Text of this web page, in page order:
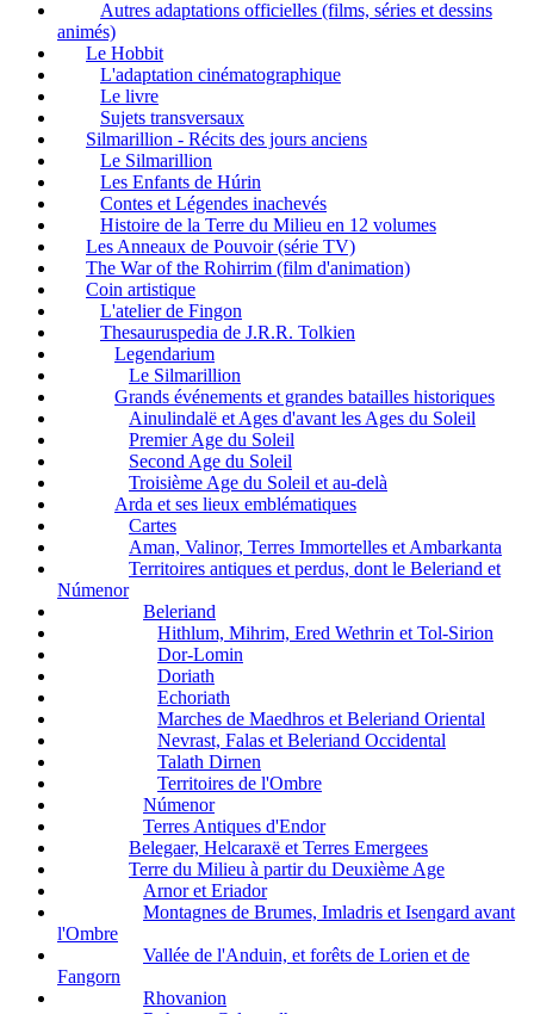
Autres adaptations officielles (films, séries et dessins
animés)
Le Hobbit
L'adaptation cinématographique
Le livre
Sujets transversaux
Silmarillion - Récits des jours anciens
Le Silmarillion
Les Enfants de Húrin
Contes et Légendes inachevés
Histoire de la Terre du Milieu en 12 volumes
Les Anneaux de Pouvoir (série TV)
The War of the Rohirrim (film d'animation)
Coin artistique
L'atelier de Fingon
Thesauruspedia de J.R.R. Tolkien
Legendarium
Le Silmarillion
Grands événements et grandes batailles historiques
Ainulindalë et Ages d'avant les Ages du Soleil
Premier Age du Soleil
Second Age du Soleil
Troisième Age du Soleil et au-delà
Arda et ses lieux emblématiques
Cartes
Aman, Valinor, Terres Immortelles et Ambarkanta
Territoires antiques et perdus, dont le Beleriand et
Númenor
Beleriand
Hithlum, Mihrim, Ered Wethrin et Tol-Sirion
Dor-Lomin
Doriath
Echoriath
Marches de Maedhros et Beleriand Oriental
Nevrast, Falas et Beleriand Occidental
Talath Dirnen
Territoires de l'Ombre
Númenor
Terres Antiques d'Endor
Belegaer, Helcaraxë et Terres Emergees
Terre du Milieu à partir du Deuxième Age
Arnor et Eriador
Montagnes de Brumes, Imladris et Isengard avant
l'Ombre
Vallée de l'Anduin, et forêts de Lorien et de
Fangorn
Rhovanion